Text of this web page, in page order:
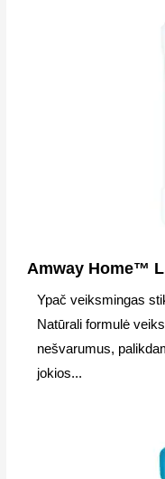
Amway Home™
Ypač veiksmingas
Natūrali formulė
nešvarumus,
jokios...